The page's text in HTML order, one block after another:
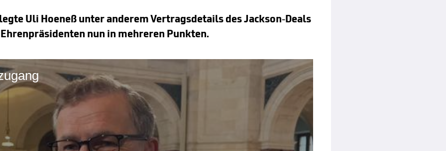
Uli Hoeneß unter anderem Vertragsdetails des Jackson-Deals
nun in mehreren Punkten.